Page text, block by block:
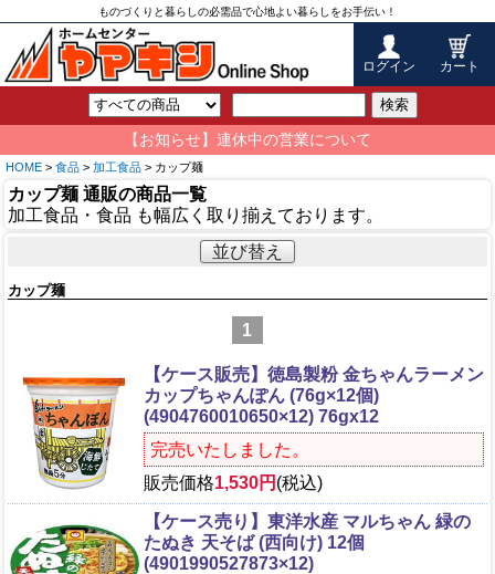
ものづくりと暮らしの必需品で心地よい暮らしをお手伝い！
ログイン カート
検索
【お知らせ】連休中の営業について
HOME > 食品 > 加工食品 > カップ麺
カップ麺 通販の商品一覧
加工食品・食品 も幅広く取り揃えております。
並び替え
カップ麺
1
【ケース販売】徳島製粉 金ちゃんラーメン
カップちゃんぽん (76g×12個)
(4904760010650×12) 76gx12
完売いたしました。
販売価格1,530円 (税込)
【ケース売り】東洋水産 マルちゃん 緑の
たぬき 天そば (西向け) 12個
(4901990527873×12)